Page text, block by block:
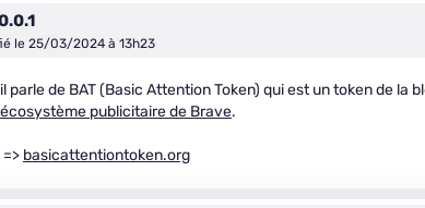
le 25/03/2024 à 13h23
parle de BAT (Basic Attention Token) qui est un token de la
publicitaire de Brave.
basicattentiontoken.org